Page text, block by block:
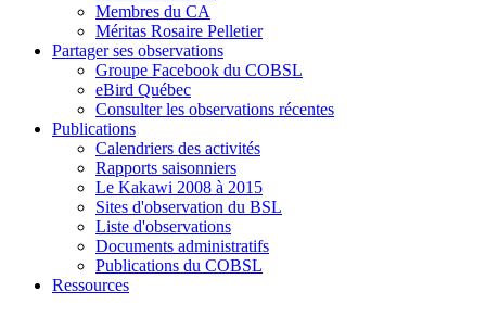
Membres du CA
Méritas Rosaire Pelletier
Partager ses observations
Groupe Facebook du COBSL
eBird Québec
Consulter les observations récentes
Publications
Calendriers des activités
Rapports saisonniers
Le Kakawi 2008 à 2015
Sites d'observation du BSL
Liste d'observations
Documents administratifs
Publications du COBSL
Ressources